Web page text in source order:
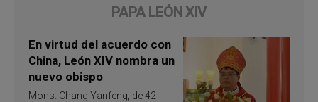
PAPA LEÓN XIV
En virtud del acuerdo con
China, León XIV nombra un
nuevo obispo
Mons. Chang Yanfeng, de 42